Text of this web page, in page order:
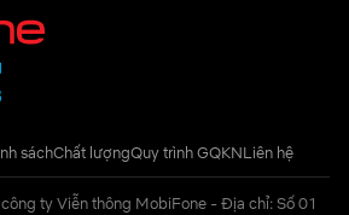
sáchChất lượngQuy trình GQKNLiên hệ
ty Viễn thông MobiFone - Địa chỉ: Số 01